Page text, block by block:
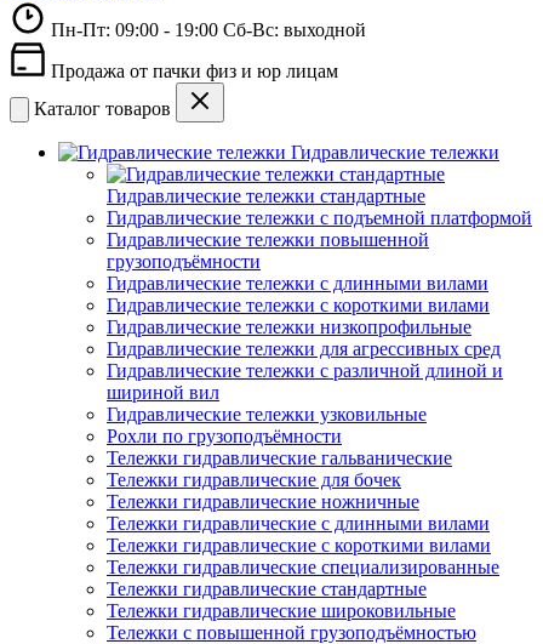
Пн-Пт: 09:00 - 19:00 Сб-Вс: выходной
Продажа от пачки физ и юр лицам
Каталог товаров
Гидравлические тележки
Гидравлические тележки стандартные
Гидравлические тележки с подъемной платформой
Гидравлические тележки повышенной
грузоподъёмности
Гидравлические тележки с длинными вилами
Гидравлические тележки с короткими вилами
Гидравлические тележки низкопрофильные
Гидравлические тележки для агрессивных сред
Гидравлические тележки с различной длиной и
шириной вил
Гидравлические тележки узковильные
Рохли по грузоподъёмности
Тележки гидравлические гальванические
Тележки гидравлические для бочек
Тележки гидравлические ножничные
Тележки гидравлические с длинными вилами
Тележки гидравлические с короткими вилами
Тележки гидравлические специализированные
Тележки гидравлические стандартные
Тележки гидравлические широковильные
Тележки с повышенной грузоподъёмностью